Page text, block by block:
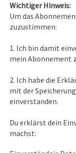
Wichtiger Hinweis:
Um das
zuzustimmen:
1. Ich bin damit
mein Abonnement
2. Ich habe die
mit der
einverstanden.
Du erklärst dein
machst:
Kontakt
Tel. 0351/2681691
E-Mail: info [at ]
Heilpraxis
Heilpraxis